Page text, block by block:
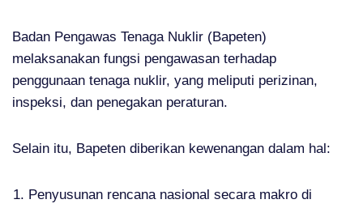
Badan Pengawas Tenaga Nuklir (Bapeten)
melaksanakan fungsi pengawasan terhadap
penggunaan tenaga nuklir, yang meliputi perizinan,
inspeksi, dan penegakan peraturan.
Selain itu, Bapeten diberikan kewenangan dalam hal:
Penyusunan rencana nasional secara makro di